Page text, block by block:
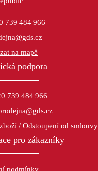
739 484 966
na mapě
podpora
739 484 966
/ Odstoupení od smlouvy
pro zákazníky
podmínky